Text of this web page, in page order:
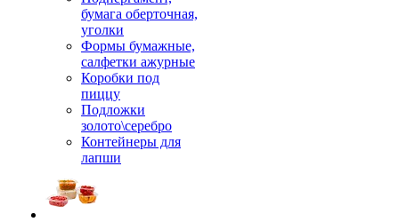
бумага оберточная,
уголки
Формы бумажные,
салфетки ажурные
Коробки под
пиццу
Подложки
золото\серебро
Контейнеры для
лапши